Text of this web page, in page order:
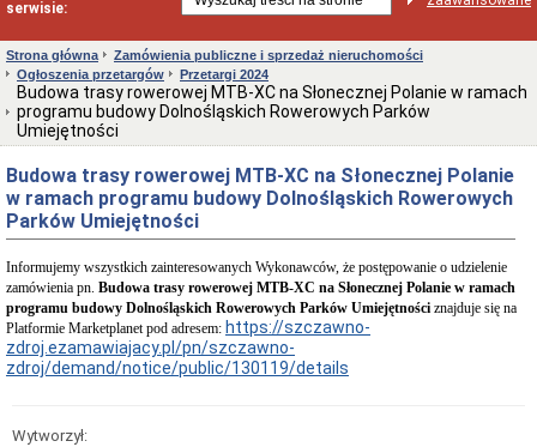
serwisie:
Statut
i
struktura
Urzędu
Obwieszczenia
Interpretacje
Burmistrza
Ogłoszenia
naborze
pracowników
Ogłoszenia,
obwieszczenia,
informacje
innych
Strona główna
Zamówienia publiczne i sprzedaż nieruchomości
Ogłoszenia przetargów
Przetargi 2024
Budowa trasy rowerowej MTB-XC na Słonecznej Polanie w ramach
programu budowy Dolnośląskich Rowerowych Parków
Umiejętności
Budowa trasy rowerowej MTB-XC na Słonecznej Polanie
w ramach programu budowy Dolnośląskich Rowerowych
Parków Umiejętności
Informujemy wszystkich zainteresowanych Wykonawców, że postępowanie o udzielenie
zamówienia pn. Budowa trasy rowerowej MTB-XC na Słonecznej Polanie w ramach
programu budowy Dolnośląskich Rowerowych Parków Umiejętności znajduje się na
Platformie Marketplanet pod adresem: https://szczawno-
zdroj.ezamawiajacy.pl/pn/szczawno-
zdroj/demand/notice/public/130119/details
Wytworzył: